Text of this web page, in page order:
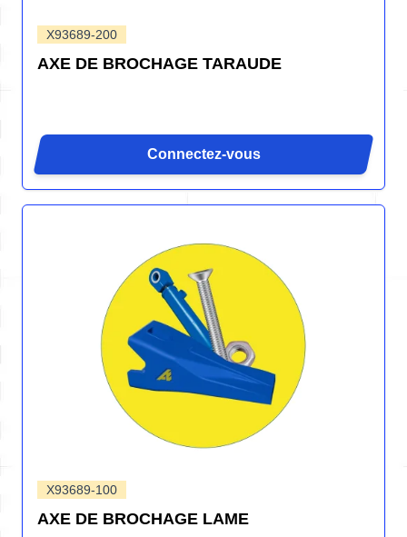
X93689-200
AXE DE BROCHAGE TARAUDE
Connectez-vous
X93689-100
AXE DE BROCHAGE LAME